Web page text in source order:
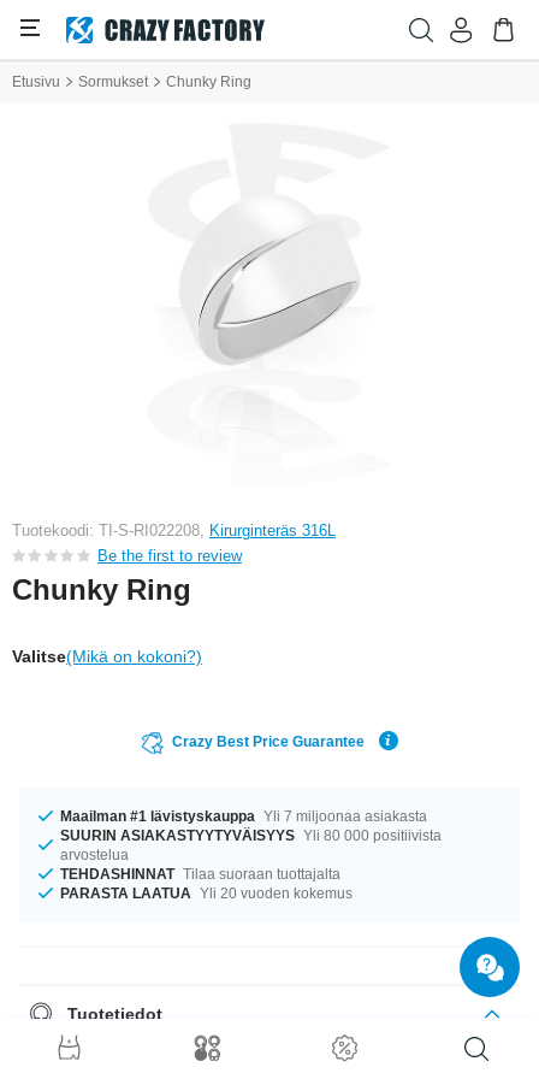
Etusivu Sormukset Chunky Ring
Tuotekoodi: TI-S-RI022208, Kirurginteräs 316L
Be the first to review
Chunky Ring
Valitse(Mikä on kokoni?)
Crazy Best Price Guarantee
Maailman #1 lävistyskauppa Yli 7 miljoonaa asiakasta
SUURIN ASIAKASTYYTYVÄISYYS Yli 80 000 positiivista
arvostelua
TEHDASHINNAT Tilaa suoraan tuottajalta
PARASTA LAATUA Yli 20 vuoden kokemus
Tuotetiedot
Saatavana halkaisijoilla 16 mm ja 19 mm. kaunis tuote, joka sinun on vain